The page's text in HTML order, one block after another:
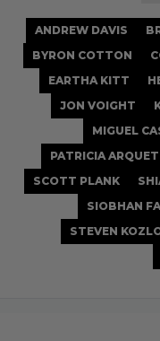
ANDREW DAVIS
BYRON COTTON
EARTHA KITT
JON VOIGHT
MIGUEL
PATRICIA
SCOTT PLANK
SIOBHAN
STEVEN